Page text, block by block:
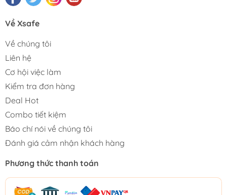
Về Xsafe
Về chúng tôi
Liên hệ
Cơ hội việc làm
Kiểm tra đơn hàng
Deal Hot
Combo tiết kiệm
Báo chí nói về chúng tôi
Đánh giá cảm nhận khách hàng
Phương thức thanh toán